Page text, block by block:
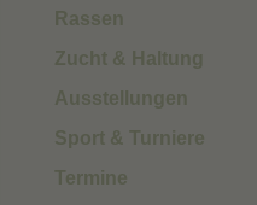
Rassen
Zucht & Haltung
Ausstellungen
Sport & Turniere
Termine